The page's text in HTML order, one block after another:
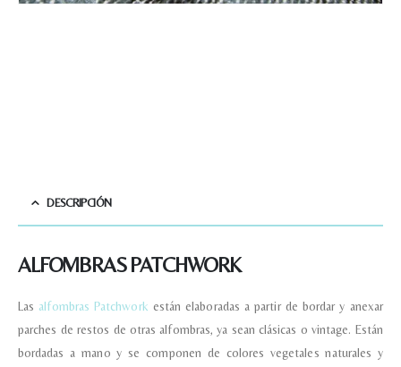
DESCRIPCIÓN
ALFOMBRAS PATCHWORK
Las alfombras Patchwork están elaboradas a partir de bordar y anexar
parches de restos de otras alfombras, ya sean clásicas o vintage. Están
bordadas a mano y se componen de colores vegetales naturales y